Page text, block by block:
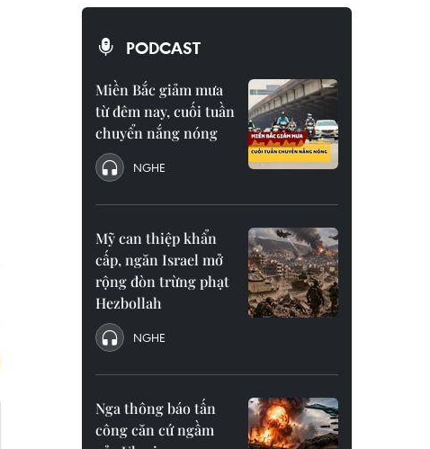
PODCAST
Miền Bắc giảm mưa
từ đêm nay, cuối tuần
chuyển nắng nóng
NGHE
Mỹ can thiệp khẩn
cấp, ngăn Israel mở
rộng đòn trừng phạt
Hezbollah
NGHE
Nga thông báo tấn
công căn cứ ngầm